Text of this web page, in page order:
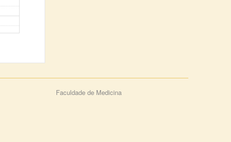
Faculdade de Medicina